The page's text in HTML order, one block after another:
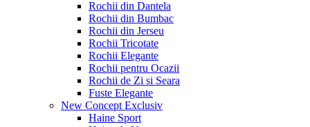
Rochii din Dantela
Rochii din Bumbac
Rochii din Jerseu
Rochii Tricotate
Rochii Elegante
Rochii pentru Ocazii
Rochii de Zi si Seara
Fuste Elegante
New Concept Exclusiv
Haine Sport